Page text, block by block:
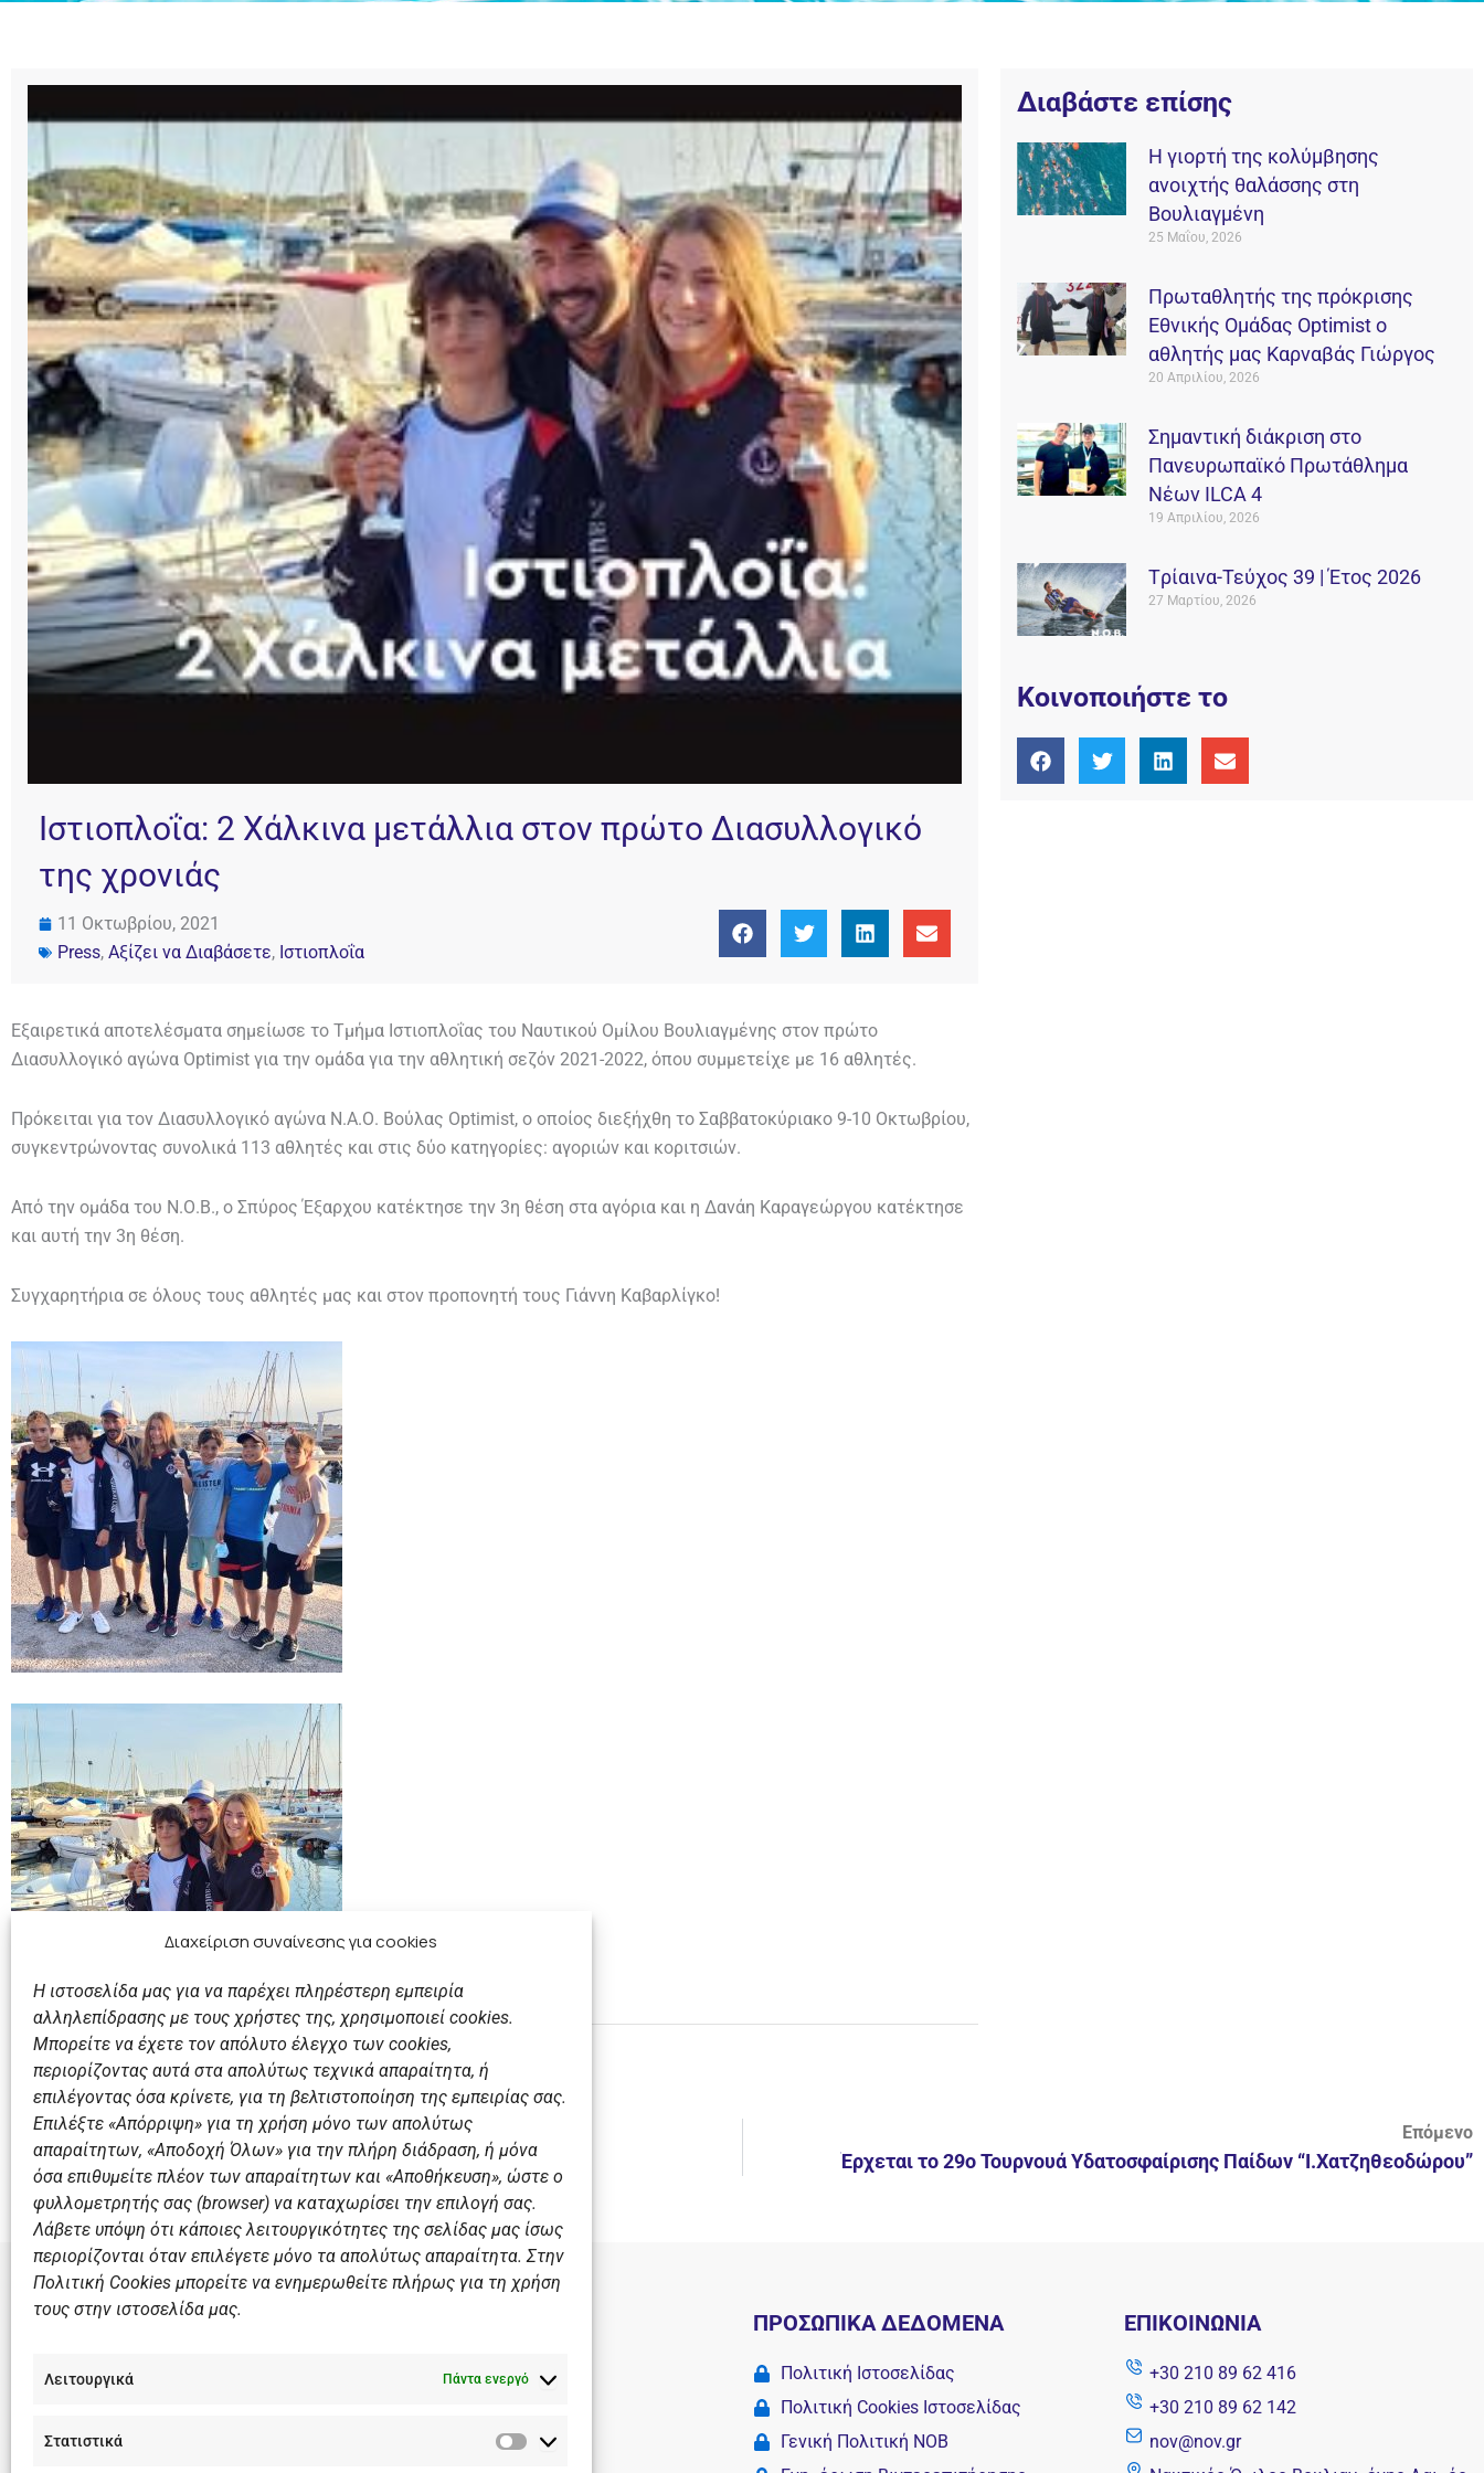
Διαχείριση συναίνεσης για cookies
Η ιστοσελίδα μας για να παρέχει πληρέστερη εμπειρία
αλληλεπίδρασης με τους χρήστες της, χρησιμοποιεί cookies.
Μπορείτε να έχετε τον απόλυτο έλεγχο των cookies,
περιορίζοντας αυτά στα απολύτως τεχνικά απαραίτητα, ή
επιλέγοντας όσα κρίνετε, για τη βελτιστοποίηση της εμπειρίας σας.
Επιλέξτε «Απόρριψη» για τη χρήση μόνο των απολύτως
απαραίτητων, «Αποδοχή Όλων» για την πλήρη διάδραση, ή μόνα
όσα επιθυμείτε πλέον των απαραίτητων και «Αποθήκευση», ώστε ο
φυλλομετρητής σας (browser) να καταχωρίσει την επιλογή σας.
Λάβετε υπόψη ότι κάποιες λειτουργικότητες της σελίδας μας ίσως
περιορίζονται όταν επιλέγετε μόνο τα απολύτως απαραίτητα. Στην
Πολιτική Cookies μπορείτε να ενημερωθείτε πλήρως για τη χρήση
τους στην ιστοσελίδα μας.
Λειτουργικά Πάντα ενεργό
Στατιστικά
Στατιστικά
Ιστιοπλοΐα: 2 Χάλκινα μετάλλια στον πρώτο Διασυλλογικό
της χρονιάς
11 Οκτωβρίου, 2021
Press, Αξίζει να Διαβάσετε, Ιστιοπλοΐα
Εξαιρετικά αποτελέσματα σημείωσε το Τμήμα Ιστιοπλοΐας του Ναυτικού Ομίλου Βουλιαγμένης στον πρώτο
Διασυλλογικό αγώνα Optimist για την ομάδα για την αθλητική σεζόν 2021-2022, όπου συμμετείχε με 16 αθλητές.
Πρόκειται για τον Διασυλλογικό αγώνα Ν.Α.Ο. Βούλας Optimist, ο οποίος διεξήχθη το Σαββατοκύριακο 9-10 Οκτωβρίου,
συγκεντρώνοντας συνολικά 113 αθλητές και στις δύο κατηγορίες: αγοριών και κοριτσιών.
Από την ομάδα του Ν.Ο.Β., ο Σπύρος Έξαρχου κατέκτησε την 3η θέση στα αγόρια και η Δανάη Καραγεώργου κατέκτησε
και αυτή την 3η θέση.
Συγχαρητήρια σε όλους τους αθλητές μας και στον προπονητή τους Γιάννη Καβαρλίγκο!
Διαβάστε επίσης
Η γιορτή της κολύμβησης
ανοιχτής θαλάσσης στη
Βουλιαγμένη
25 Μαΐου, 2026
Πρωταθλητής της πρόκρισης
Εθνικής Ομάδας Οptimist ο
αθλητής μας Καρναβάς Γιώργος
20 Απριλίου, 2026
Σημαντική διάκριση στο
Πανευρωπαϊκό Πρωτάθλημα
Νέων ILCA 4
19 Απριλίου, 2026
Tρίαινα-Τεύχος 39 | Έτος 2026
27 Μαρτίου, 2026
Κοινοποιήστε το
Προηγούμενο
Μίνι Παίδες Ν.Ο.Β.: κοινή προετοιμασία με το Ναύπλιο
Επόμενο
Έρχεται το 29ο Τουρνουά Υδατοσφαίρισης Παίδων “Ι.Χατζηθεοδώρου”
Αθλητικές σχολές
ΠΡΟΣΩΠΙΚΑ ΔΕΔΟΜΕΝΑ
Πολιτική Ιστοσελίδας
Πολιτική Cookies Iστοσελίδας
Γενική Πολιτική ΝΟΒ
ΕΠΙΚΟΙΝΩΝΊΑ
+30 210 89 62 416
+30 210 89 62 142
nov@nov.gr